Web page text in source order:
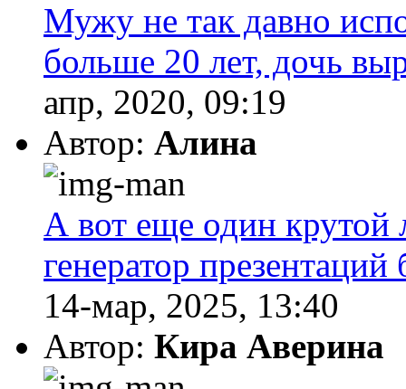
Мужу не так давно
больше 20 лет, дочь
апр, 2020, 09:19
Автор: Алина
А вот еще один крутой
генератор
14-мар, 2025, 13:40
Автор: Кира Аверина